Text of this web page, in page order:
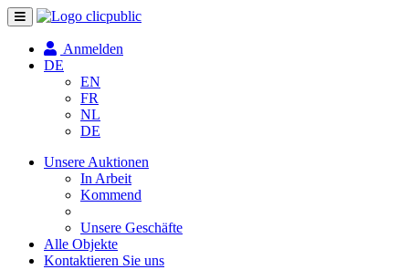
Navigation
umschalten
Anmelden
DE
EN
FR
NL
DE
Unsere Auktionen
In Arbeit
Kommend
Unsere Geschäfte
Alle Objekte
Kontaktieren Sie uns